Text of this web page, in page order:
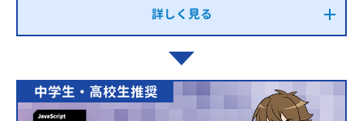
詳しく見る
中学生・高校生推奨